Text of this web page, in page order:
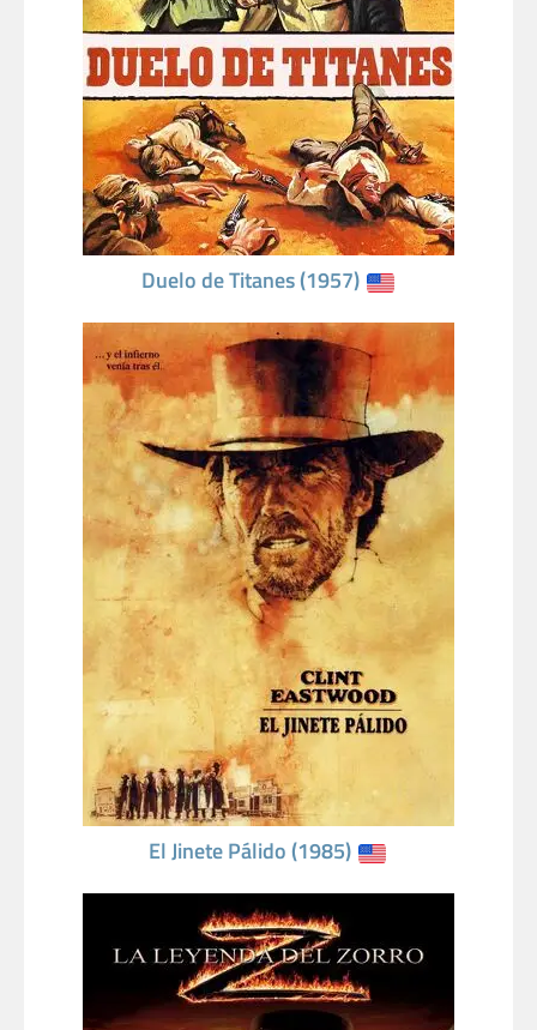
Duelo de Titanes (1957)
El Jinete Pálido (1985)